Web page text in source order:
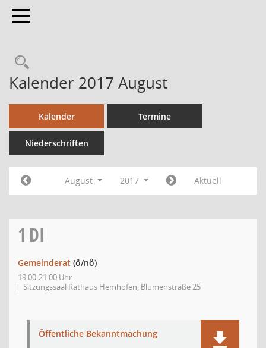
Toggle navigation
Kalender 2017 August
Kalender Termine
Niederschriften
August 2017 Aktuell
1 DI
Gemeinderat (ö/nö)
19:00-21:00 Uhr
Sitzungssaal Rathaus Hemhofen, Blumenstraße 25
Öffentliche Bekanntmachung